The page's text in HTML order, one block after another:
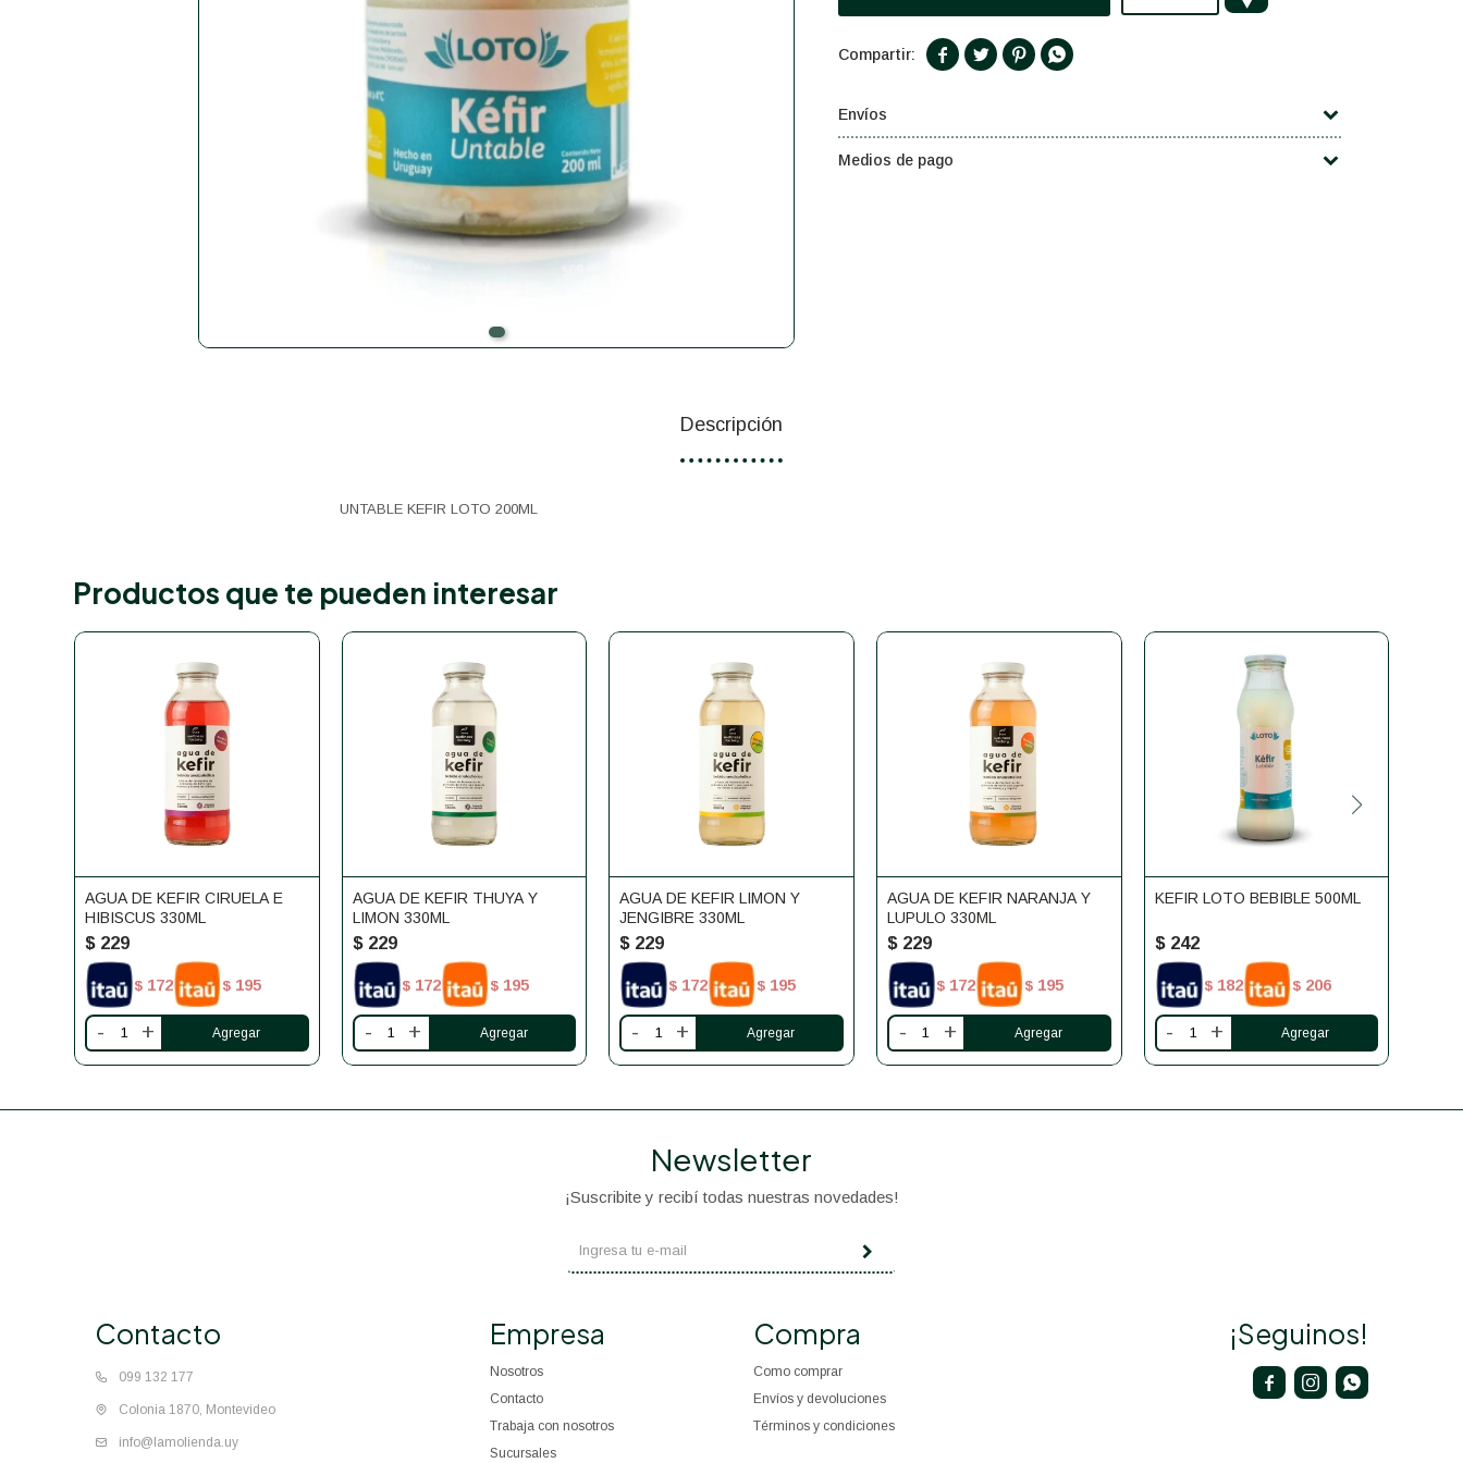
   
Envíos
Medios de pago
Descripción
UNTABLE KEFIR LOTO 200ML
Productos que te pueden interesar
AGUA DE KEFIR CIRUELA E
HIBISCUS 330ML
$ 229
$ 172 $ 195
- +
AGUA DE KEFIR THUYA Y
LIMON 330ML
$ 229
$ 172 $ 195
- +
AGUA DE KEFIR LIMON Y
JENGIBRE 330ML
$ 229
$ 172 $ 195
- +
AGUA DE KEFIR NARANJA Y
LUPULO 330ML
$ 229
$ 172 $ 195
- +
KEFIR LOTO BEBIBLE 500ML
$ 242
$ 182 $ 206
- +
Contacto
099 132 177
Colonia 1870, Montevideo
info@lamolienda.uy
Empresa
Nosotros
Contacto
Trabaja con nosotros
Sucursales
Compra
Como comprar
Envíos y devoluciones
Términos y condiciones
Newsletter
¡Suscribite y recibí todas nuestras novedades!
¡Seguinos!
  